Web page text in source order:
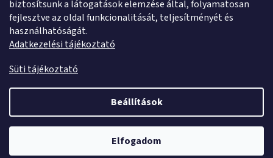
biztosítsunk a látogatások elemzése által, folyamatosan
fejlesztve az oldal funkcionalitását, teljesítményét és
használhatóságát.
Adatkezelési tájékoztató
Süti tájékoztató
Beállítások
Elfogadom
Jelszó
BEJELENTKEZÉS
Új regisztrációElfelejtett jelszó
Shoptet készítette
Tente kerekek és görgők